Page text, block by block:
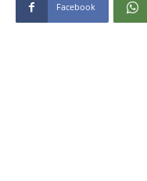
Facebook